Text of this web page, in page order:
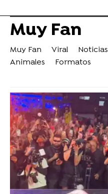
Muy Fan
Muy Fan Viral Noticias
Animales
Formatos